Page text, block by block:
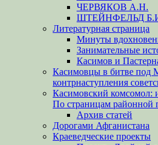
ЧЕРВЯКОВ А.Н.
ШТЕЙНФЕЛЬД
Литературная страница
Минуты
Занимательные
Касимов и
Касимовцы в битве под
контрнаступления
Касимовский комсомол:
По страницам районной
Архив статей
Дорогами Афганистана
Краеведческие проекты